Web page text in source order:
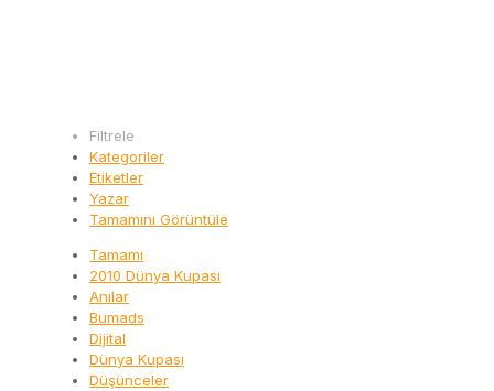
Filtrele
Kategoriler
Etiketler
Yazar
Tamamını Görüntüle
Tamamı
2010 Dünya Kupası
Anılar
Bumads
Dijital
Dünya Kupası
Düşünceler